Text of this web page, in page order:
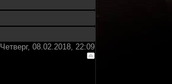
Четверг, 08.02.2018, 22:09